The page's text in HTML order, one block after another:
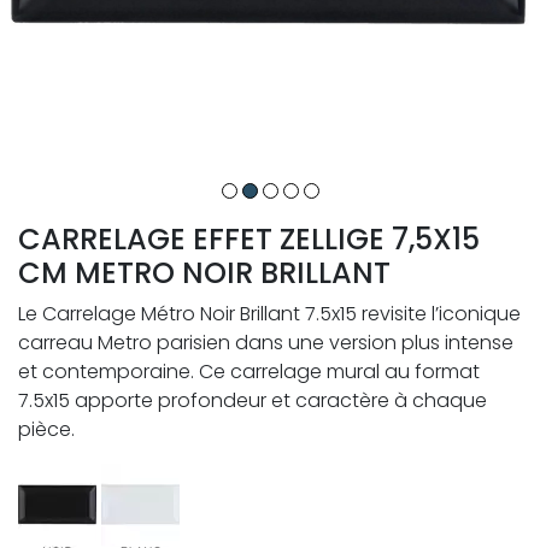
CARRELAGE EFFET ZELLIGE 7,5X15
CM METRO NOIR BRILLANT
Le Carrelage Métro Noir Brillant 7.5x15 revisite l’iconique
carreau Metro parisien dans une version plus intense
et contemporaine. Ce carrelage mural au format
7.5x15 apporte profondeur et caractère à chaque
pièce.